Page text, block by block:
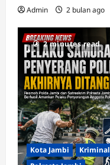
Admin 2 bulan ago
2 minutes read
Kota Jambi Kriminal